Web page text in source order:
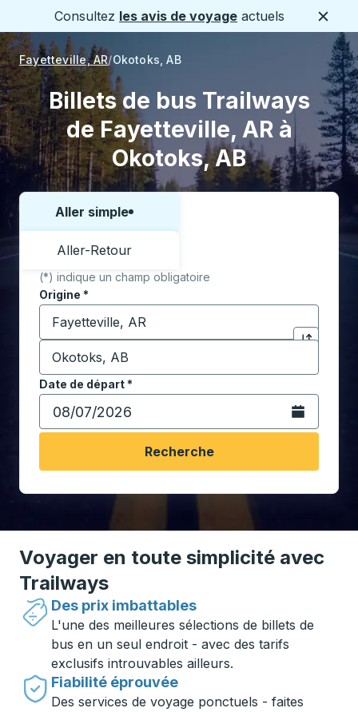
Consultez les avis de voyage actuels
Fayetteville, AR Okotoks, AB
Billets de bus Trailways
de Fayetteville, AR à
Okotoks, AB
Choisissez un sens ou un aller-retour:
Aller simple
Aller-Retour
(*) indique un champ obligatoire
Origine *
Commencez à saisir la ville d'origine pour ouvrir
Cliquez
Destination *
Commencez à saisir la ville de destination pour
Date de départ*
Tapez la date au format date Barre oblique du mois à
Ouvrez le
Recherche
Voyager en toute simplicité avec
Trailways
Des prix imbattables
L'une des meilleures sélections de billets de
bus en un seul endroit - avec des tarifs
exclusifs introuvables ailleurs.
Fiabilité éprouvée
Des services de voyage ponctuels - faites